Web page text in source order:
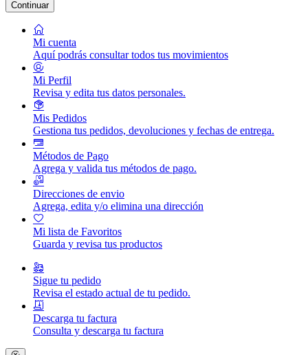
Continuar
Mi cuenta
Aquí podrás consultar todos tus movimientos
Mi Perfil
Revisa y edita tus datos personales.
Mis Pedidos
Gestiona tus pedidos, devoluciones y fechas de entrega.
Métodos de Pago
Agrega y valida tus métodos de pago.
Direcciones de envio
Agrega, edita y/o elimina una dirección
Mi lista de Favoritos
Guarda y revisa tus productos
Sigue tu pedido
Revisa el estado actual de tu pedido.
Descarga tu factura
Consulta y descarga tu factura